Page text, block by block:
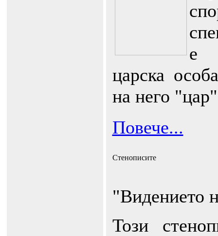
е
царска
на него "цар"
Повече...
Стенописите
"Видението
Този